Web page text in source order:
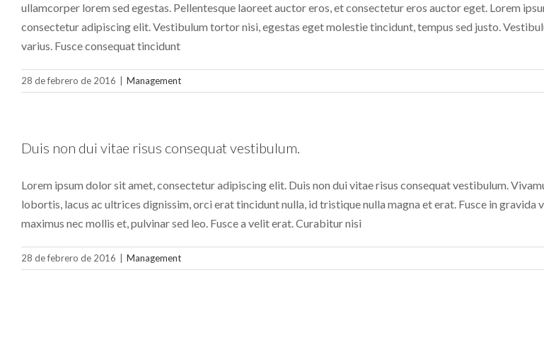
ullamcorper lorem sed egestas. Pellentesque laoreet auctor eros, et consectetur eros auctor eget. Lorem
consectetur adipiscing elit. Vestibulum tortor nisi, egestas eget molestie tincidunt, tempus sed justo.
varius. Fusce consequat tincidunt
28 de febrero de 2016 Management
Duis non dui vitae risus consequat vestibulum.
Lorem ipsum dolor sit amet, consectetur adipiscing elit. Duis non dui vitae risus consequat vestibulum.
lobortis, lacus ac ultrices dignissim, orci erat tincidunt nulla, id tristique nulla magna et erat. Fusce in gravida
maximus nec mollis et, pulvinar sed leo. Fusce a velit erat. Curabitur nisi
28 de febrero de 2016 Management